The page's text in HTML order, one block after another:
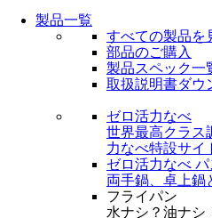
製品一覧
すべての製品を
部品のご購入
製品スペック一
取扱説明書ダウ
ゼロ活力なべ
世界最高クラス
力なべ特設サイ
ゼロ活力なべ
両手鍋、卓上鍋
フライパン
水ナシ？油ナシ